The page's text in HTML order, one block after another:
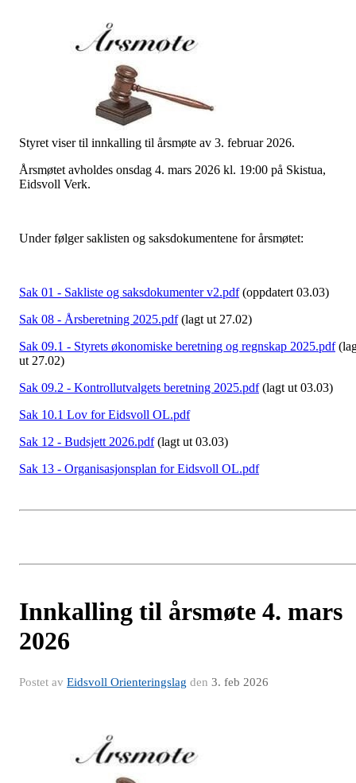
Styret viser til innkalling til årsmøte av 3. februar 2026.
Årsmøtet avholdes onsdag 4. mars 2026 kl. 19:00 på Skistua,
Eidsvoll Verk.
Under følger saklisten og saksdokumentene for årsmøtet:
Sak 01 - Sakliste og saksdokumenter v2.pdf(oppdatert 03.03)
Sak 08 - Årsberetning 2025.pdf(lagt ut 27.02)
Sak 09.1 - Styrets økonomiske beretning og regnskap 2025.pdf
ut 27.02)
Sak 09.2 - Kontrollutvalgets beretning 2025.pdf(lagt ut 03.03)
Sak 10.1 Lov for Eidsvoll OL.pdf
Sak 12 - Budsjett 2026.pdf(lagt ut 03.03)
Sak 13 - Organisasjonsplan for Eidsvoll OL.pdf
Innkalling til årsmøte 4. mars
2026
Postet av Eidsvoll Orienteringslag den 3. feb 2026